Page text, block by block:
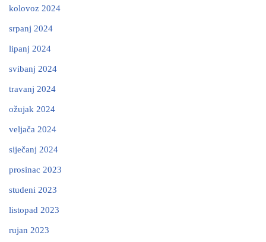
kolovoz 2024
srpanj 2024
lipanj 2024
svibanj 2024
travanj 2024
ožujak 2024
veljača 2024
siječanj 2024
prosinac 2023
studeni 2023
listopad 2023
rujan 2023